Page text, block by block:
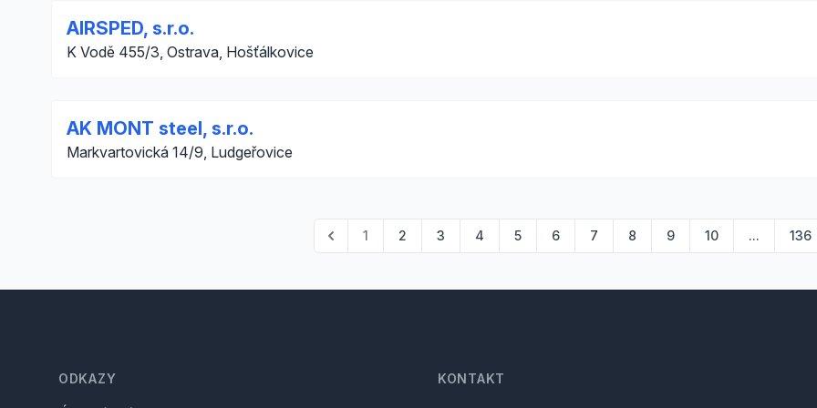
AIRSPED, s.r.o.
K Vodě 455/3, Ostrava, Hošťálkovice
AK MONT steel, s.r.o.
Markvartovická 14/9, Ludgeřovice
1 2 3 4 5 6 7 8 9 10 ... 136
ODKAZY KONTAKT